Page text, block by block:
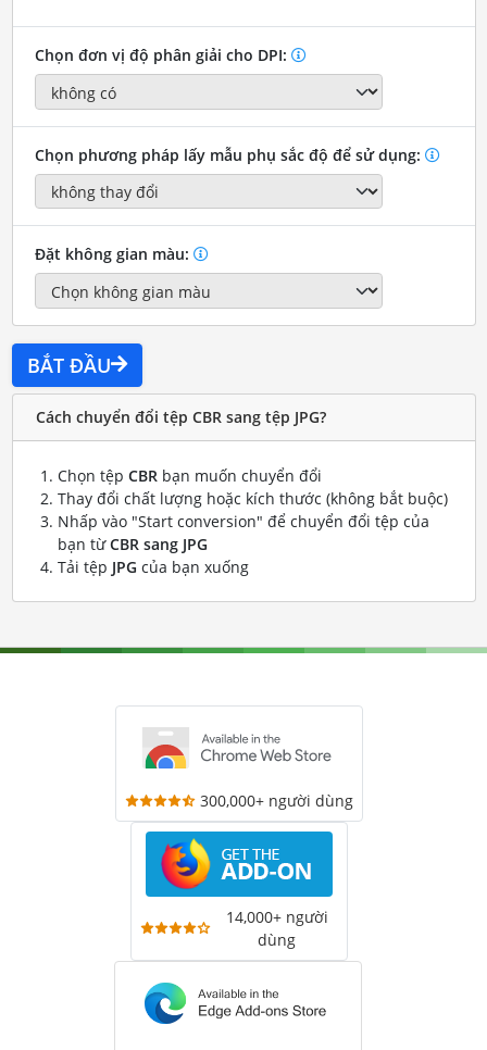
Chọn đơn vị độ phân giải cho DPI:
Chọn phương pháp lấy mẫu phụ sắc độ để sử dụng:
Đặt không gian màu:
BẮT ĐẦU
Cách chuyển đổi tệp CBR sang tệp JPG?
Chọn tệp CBRbạn muốn chuyển đổi
Thay đổi chất lượng hoặc kích thước (không bắt buộc)
Nhấp vào "Start conversion" để chuyển đổi tệp của
bạn từCBR sang JPG
Tải tệp JPG của bạn xuống
300,000+ người dùng
14,000+ người
dùng